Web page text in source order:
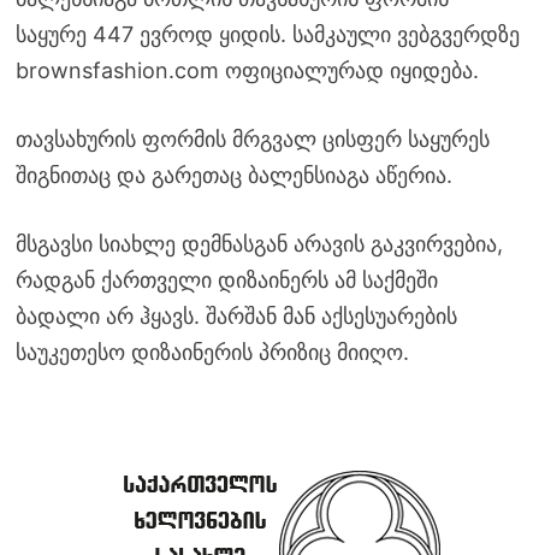
საყურე 447 ევროდ ყიდის. სამკაული ვებგვერდზე
brownsfashion.com ოფიციალურად იყიდება.
თავსახურის ფორმის მრგვალ ცისფერ საყურეს
შიგნითაც და გარეთაც ბალენსიაგა აწერია.
მსგავსი სიახლე დემნასგან არავის გაკვირვებია,
რადგან ქართველი დიზაინერს ამ საქმეში
ბადალი არ ჰყავს. შარშან მან აქსესუარების
საუკეთესო დიზაინერის პრიზიც მიიღო.